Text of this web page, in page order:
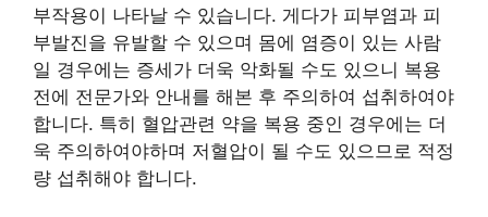
부작용이 나타날 수 있습니다. 게다가 피부염과 피
부발진을 유발할 수 있으며 몸에 염증이 있는 사람
일 경우에는 증세가 더욱 악화될 수도 있으니 복용
전에 전문가와 안내를 해본 후 주의하여 섭취하여야
합니다. 특히 혈압관련 약을 복용 중인 경우에는 더
욱 주의하여야하며 저혈압이 될 수도 있으므로 적정
량 섭취해야 합니다.